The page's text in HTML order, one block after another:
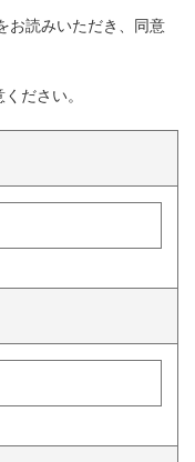
お読みいただき、同意
ださい。